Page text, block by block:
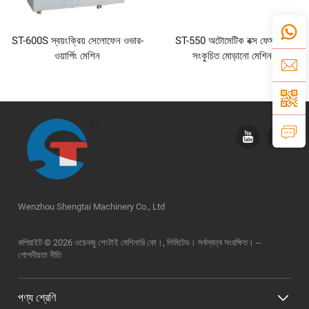
ST-600S স্বয়ংক্রিয় সেলোফেন ওভার-
ওয়ার্পিং মেশিন
ST-550 অটোমেটিক বক্স ফেস টিশু
সংকুচিত মোড়ানো মেশিন
Wenzhou Shengtai Machinery Co., Ltd
কপিরাইট © 2026 ওয়েনজু শেংটাই মেশিনারি কো।, লিমিটেড। সর্বস্বত্ব সংরক্ষিত। --
গোপনীয়তা নীতি
পণ্য শ্রেণি